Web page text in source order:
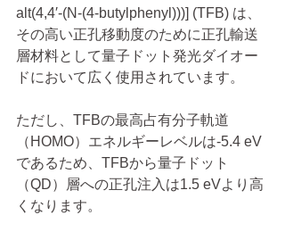
alt(4,4′-(N-(4-butylphenyl)))] (TFB) は、
その高い正孔移動度のために正孔輸送
層材料として量子ドット発光ダイオー
ドにおいて広く使用されています。
ただし、TFBの最高占有分子軌道
（HOMO）エネルギーレベルは-5.4 eV
であるため、TFBから量子ドット
（QD）層への正孔注入は1.5 eVより高
くなります。